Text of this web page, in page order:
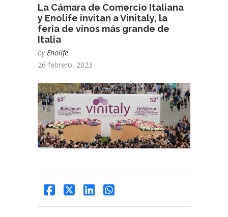
La Cámara de Comercio Italiana
y Enolife invitan a Vinitaly, la
feria de vinos más grande de
Italia
by Enolife
26 febrero, 2023